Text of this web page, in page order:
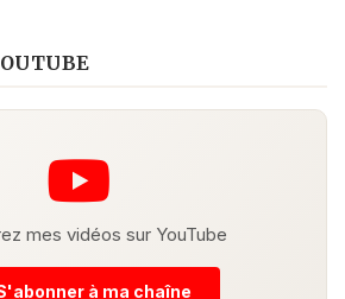
mes vidéos sur YouTube
à ma chaîne